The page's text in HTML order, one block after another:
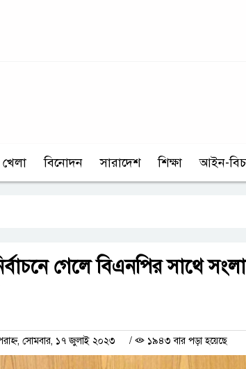
খেলা বিনোদন সারাদেশ শিক্ষা আইন-
গেলে বিএনপির সাথে
সোমবার, ১৭ জুলাই ২০২৩ / ১৯৪৩ বার পড়া হয়েছে